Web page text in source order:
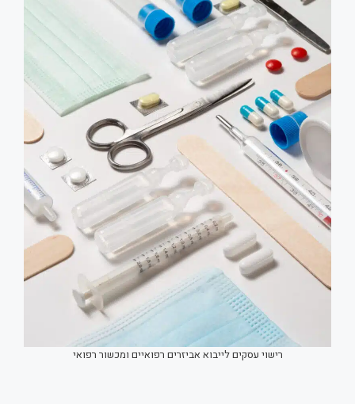
רישוי עסקים לייבוא אביזרים רפואיים ומכשור רפואי